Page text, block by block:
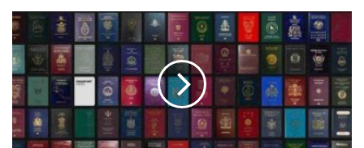
points
essentiels
[Transport]
Classement
2021
des
passeports
africains
les
plus